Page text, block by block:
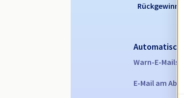
Warn-E-Mails:
E-Mail am